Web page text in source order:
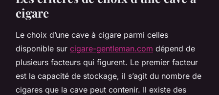
cigare
Le choix d’une cave à cigare parmi celles
disponible sur cigare-gentleman.com dépend de
plusieurs facteurs qui figurent. Le premier facteur
est la capacité de stockage, il s’agit du nombre de
cigares que la cave peut contenir. Il existe des